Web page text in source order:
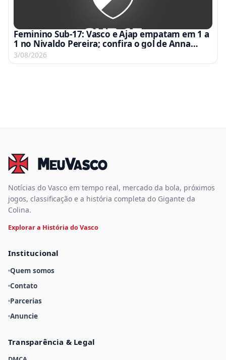
Feminino Sub-17: Vasco e Ajap empatam em 1 a
1 no Nivaldo Pereira; confira o gol de Anna
Gabriela
3/08/2026
Notícias do Vasco em tempo real, mercado da bola, próximos
jogos, classificação e a história completa do Gigante da
Colina.
Explorar a História do Vasco
Institucional
Quem somos
Contato
Parcerias
Anuncie
Transparência & Legal